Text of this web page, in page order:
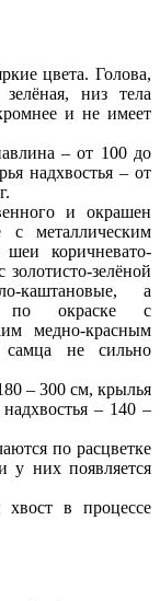
цвета. Голова,
низ тела
и не имеет
– от 100 до
надхвостья – от
и окрашен
с металлическим
коричневато-
зелёной
каштановые, а
по окраске с
медно-красным
не сильно
– 300 см, крылья
– 140 –
по расцветке
у них появляется
в процессе